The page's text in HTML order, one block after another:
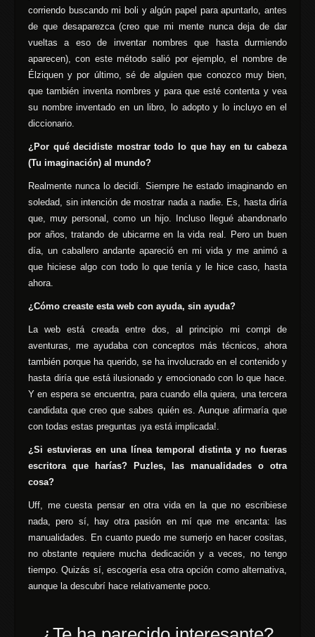
corriendo buscando mi boli y algún papel para apuntarlo, antes
de que desaparezca (creo que mi mente nunca deja de dar
vueltas a eso de inventar nombres que hasta durmiendo
aparecen), con este método salió por ejemplo, el nombre de
Élziquen y por último, sé de alguien que conozco muy bien,
que también inventa nombres y para que esté contenta y vea
su nombre inventado en un libro, lo adopto y lo incluyo en el
diccionario.
¿Por qué decidiste mostrar todo lo que hay en tu cabeza
(Tu imaginación) al mundo?
Realmente nunca lo decidí. Siempre he estado imaginando en
soledad, sin intención de mostrar nada a nadie. Es, hasta diría
que, muy personal, como un hijo. Incluso llegué abandonarlo
por años, tratando de ubicarme en la vida real. Pero un buen
día, un caballero andante apareció en mi vida y me animó a
que hiciese algo con todo lo que tenía y le hice caso, hasta
ahora.
¿Cómo creaste esta web con ayuda, sin ayuda?
La web está creada entre dos, al principio mi compi de
aventuras, me ayudaba con conceptos más técnicos, ahora
también porque ha querido, se ha involucrado en el contenido y
hasta diría que está ilusionado y emocionado con lo que hace.
Y en espera se encuentra, para cuando ella quiera, una tercera
candidata que creo que sabes quién es. Aunque afirmaría que
con todas estas preguntas ¡ya está implicada!.
¿Si estuvieras en una línea temporal distinta y no fueras
escritora que harías? Puzles, las manualidades o otra
cosa?
Uff, me cuesta pensar en otra vida en la que no escribiese
nada, pero sí, hay otra pasión en mí que me encanta: las
manualidades. En cuanto puedo me sumerjo en hacer cositas,
no obstante requiere mucha dedicación y a veces, no tengo
tiempo. Quizás sí, escogería esa otra opción como alternativa,
aunque la descubrí hace relativamente poco.